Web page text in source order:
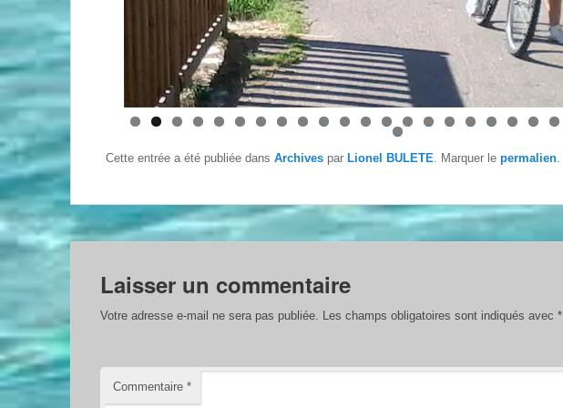
0 1 2 3 4 5 6 7 8 9 0 1
7
Cette entrée a été publiée dans Archives par Lionel BULETE . Marquer le permalien
Laisser un commentaire
Votre adresse e-mail ne sera pas publiée. Les champs obligatoires sont indiqués avec *
Commentaire *